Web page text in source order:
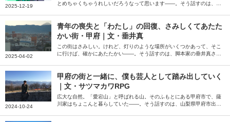
2025-12-19
とめちゃくちゃうれしいだろうなって思います――。そう話すのは、ボ
た。
2025-04-02
青年の喪失と「わたし」の回復、さみしくてあたた
かい街・甲府｜文・垂井真
この街はさみしい。けれど、灯りのような場所がいくつかあって、そこ
に行けば、確かにあたたかい――。そう話すのは、脚本家の垂井真さ
2024-10-24
甲府の街と一緒に、僕も芸人として踏み出していく
｜文・サツマカワRPG
広大な自然。「愛宕山」と呼ばれる山。そのふもとにある甲府市で、薩
川家はちょこんと暮らしていた――。そう話すのは、山梨県甲府市出身